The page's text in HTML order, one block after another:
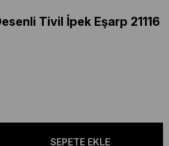
Tivil İpek Eşarp 21116